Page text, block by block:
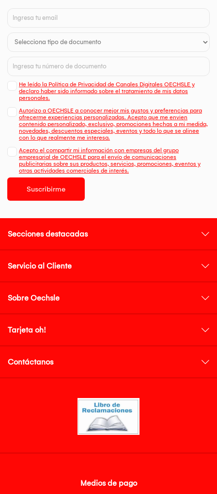
He leído la Política de Privacidad de Canales Digitales OECHSLE y
declaro haber sido informado sobre el tratamiento de mis datos
personales.
Autorizo a OECHSLE a conocer mejor mis gustos y preferencias para
ofrecerme experiencias personalizadas. Acepto que me envien
contenido personalizado, exclusivo, promociones hechas a mi medida,
novedades, descuentos especiales, eventos y todo lo que se alinee
con lo que realmente me interesa.
Acepto el compartir mi información con empresas del grupo
empresarial de OECHSLE para el envío de comunicaciones
publicitarias sobre sus productos, servicios, promociones, eventos y
otras actividades comerciales de interés.
Suscribirme
Secciones destacadas
Servicio al Cliente
Sobre Oechsle
Tarjeta oh!
Contáctanos
Medios de pago